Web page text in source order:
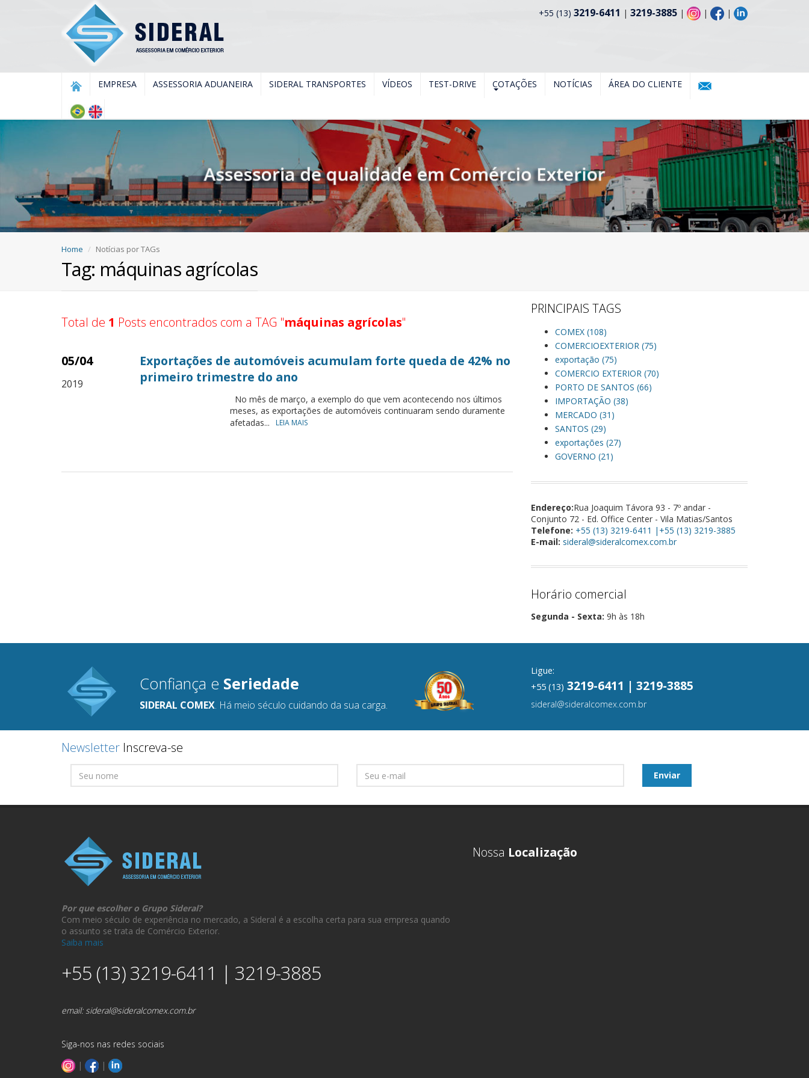
+55 (13) 3219-6411 | 3219-3885 | | |
EMPRESA ASSESSORIA ADUANEIRA SIDERAL TRANSPORTES VÍDEOS TEST-DRIVE COTAÇÕES NOTÍCIAS ÁREA DO CLIENTE
Home Notícias por TAGs
Tag: máquinas agrícolas
Total de 1 Posts encontrados com a TAG "máquinas agrícolas"
05/04
2019
Exportações de automóveis acumulam forte queda de 42% no
primeiro trimestre do ano
No mês de março, a exemplo do que vem acontecendo nos últimos
meses, as exportações de automóveis continuaram sendo duramente
afetadas...
LEIA MAIS
PRINCIPAIS TAGS
COMEX (108)
COMERCIOEXTERIOR (75)
exportação (75)
COMERCIO EXTERIOR (70)
PORTO DE SANTOS (66)
IMPORTAÇÃO (38)
MERCADO (31)
SANTOS (29)
exportações (27)
GOVERNO (21)
Endereço:Rua Joaquim Távora 93 - 7º andar -
Conjunto 72 - Ed. Office Center - Vila Matias/Santos
Telefone: +55 (13) 3219-6411 |+55 (13) 3219-3885
E-mail: sideral@sideralcomex.com.br
Horário comercial
Segunda - Sexta: 9h às 18h
Confiança e Seriedade
SIDERAL COMEX. Há meio século cuidando da sua carga.
Ligue:
+55 (13) 3219-6411 | 3219-3885
sideral@sideralcomex.com.br
Newsletter Inscreva-se
Por que escolher o Grupo Sideral?
Com meio século de experiência no mercado, a Sideral é a escolha certa para sua empresa quando
o assunto se trata de Comércio Exterior.
Saiba mais
+55 (13) 3219-6411 | 3219-3885
email:sideral@sideralcomex.com.br
Siga-nos nas redes sociais
|
|
Nossa Localização